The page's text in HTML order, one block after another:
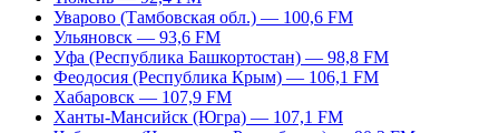
Уварово (Тамбовская обл.) — 100,6 FM
Ульяновск — 93,6 FM
Уфа (Республика Башкортостан) — 98,8 FM
Феодосия (Республика Крым) — 106,1 FM
Хабаровск — 107,9 FM
Ханты-Мансийск (Югра) — 107,1 FM